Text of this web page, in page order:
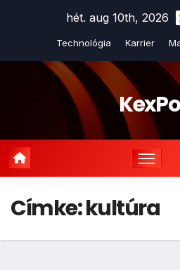
hét. aug 10th, 2026
Technológia Karrier
Címke:kultúra